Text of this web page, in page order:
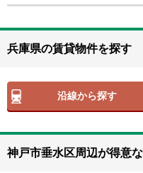
兵庫県の賃貸物件を探す
沿線から探す
神戸市垂水区周辺が得意